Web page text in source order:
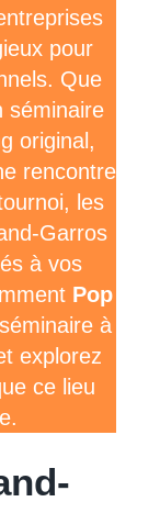
pour
Que
séminaire
original,
rencontre
les
Garros
à vos
Pop
à
explorez
ce lieu